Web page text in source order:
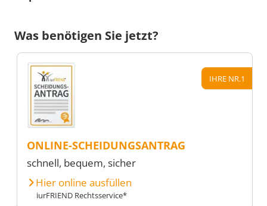
Was benötigen Sie jetzt?
IHRE NR.1
ONLINE-SCHEIDUNGSANTRAG
schnell, bequem, sicher
Hier online ausfüllen
iurFRIEND Rechtsservice*